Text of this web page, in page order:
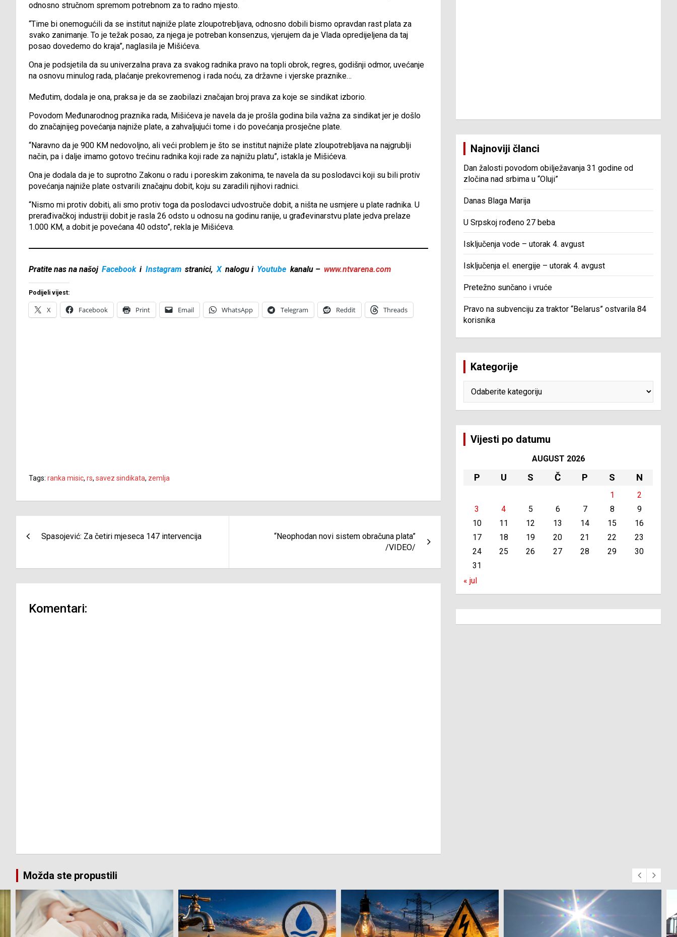
odnosno stručnom spremom potrebnom za to radno mjesto.
“Time bi onemogućili da se institut najniže plate zloupotrebljava, odnosno dobili bismo opravdan rast plata za
svako zanimanje. To je težak posao, za njega je potreban konsenzus, vjerujem da je Vlada opredijeljena da taj
posao dovedemo do kraja”, naglasila je Mišićeva.
Ona je podsjetila da su univerzalna prava za svakog radnika pravo na topli obrok, regres, godišnji odmor, uvećanje
na osnovu minulog rada, plaćanje prekovremenog i rada noću, za državne i vjerske praznike…
Međutim, dodala je ona, praksa je da se zaobilazi značajan broj prava za koje se sindikat izborio.
Povodom Međunarodnog praznika rada, Mišićeva je navela da je prošla godina bila važna za sindikat jer je došlo
do značajnijeg povećanja najniže plate, a zahvaljujući tome i do povećanja prosječne plate.
“Naravno da je 900 KM nedovoljno, ali veći problem je što se institut najniže plate zloupotrebljava na najgrublji
način, pa i dalje imamo gotovo trećinu radnika koji rade za najnižu platu”, istakla je Mišićeva.
Ona je dodala da je to suprotno Zakonu o radu i poreskim zakonima, te navela da su poslodavci koji su bili protiv
povećanja najniže plate ostvarili značajnu dobit, koju su zaradili njihovi radnici.
“Nismo mi protiv dobiti, ali smo protiv toga da poslodavci udvostruče dobit, a ništa ne usmjere u plate radnika. U
prerađivačkoj industriji dobit je rasla 26 odsto u odnosu na godinu ranije, u građevinarstvu plate jedva prelaze
1.000 KM, a dobit je povećana 40 odsto”, rekla je Mišićeva.
Pratite nas na našoj Facebook i Instagram stranici, X nalogu i Youtube kanalu – www.ntvarena.com
Podijeli vijest:
X Facebook Print Email WhatsApp Telegram Reddit Threads
Tags: ranka misic, rs, savez sindikata, zemlja
članaka
Spasojević: Za četiri mjeseca 147 intervencija
“Neophodan novi sistem obračuna plata”
/VIDEO/
Komentari:
Najnoviji članci
Dan žalosti povodom obilježavanja 31 godine od
zločina nad srbima u “Oluji”
Danas Blaga Marija
U Srpskoj rođeno 27 beba
Isključenja vode – utorak 4. avgust
Isključenja el. energije – utorak 4. avgust
Pretežno sunčano i vruće
Pravo na subvenciju za traktor “Belarus” ostvarila 84
korisnika
Kategorije
Vijesti po datumu
AUGUST 2026
P U S Č P S N
1
2
3
4 5 6 7 8
9
10
11 12 13 14 15
16
17
18 19 20 21 22
23
24
25 26 27 28 29
30
31
« jul
Možda ste propustili